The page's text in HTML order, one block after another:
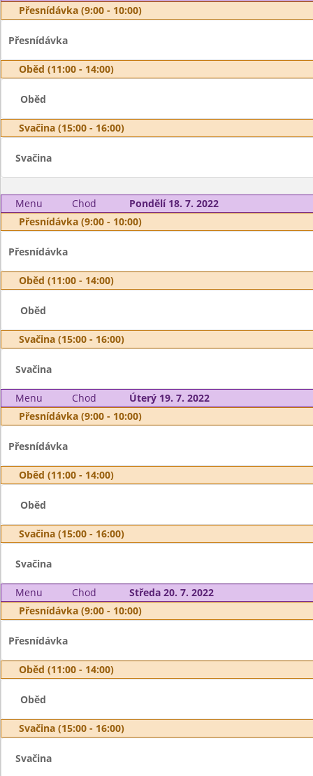
Přesnídávka (9:00 - 10:00)
Přesnídávka
Oběd (11:00 - 14:00)
Oběd
Svačina (15:00 - 16:00)
Svačina
Menu Chod
Pondělí 18. 7. 2022
Přesnídávka (9:00 - 10:00)
Přesnídávka
Oběd (11:00 - 14:00)
Oběd
Svačina (15:00 - 16:00)
Svačina
Menu Chod
Úterý 19. 7. 2022
Přesnídávka (9:00 - 10:00)
Přesnídávka
Oběd (11:00 - 14:00)
Oběd
Svačina (15:00 - 16:00)
Svačina
Menu Chod
Středa 20. 7. 2022
Přesnídávka (9:00 - 10:00)
Přesnídávka
Oběd (11:00 - 14:00)
Oběd
Svačina (15:00 - 16:00)
Svačina